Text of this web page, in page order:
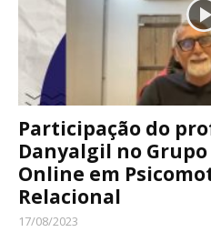
Participação do
Danyalgil no
Online em
Relacional
17/08/2023